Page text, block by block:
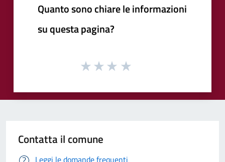
Quanto sono chiare le informazioni
su questa pagina?
Contatta il comune